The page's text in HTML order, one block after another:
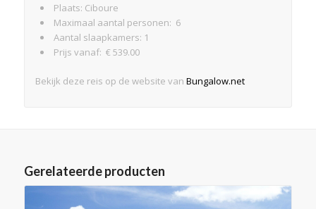
Plaats: Ciboure
Maximaal aantal personen: 6
Aantal slaapkamers: 1
Prijs vanaf: € 539.00
Bekijk deze reis op de website van Bungalow.net
Gerelateerde producten